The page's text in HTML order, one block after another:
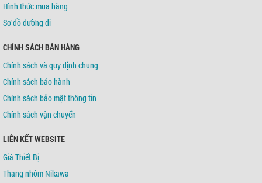
Hình thức mua hàng
Sơ đồ đường đi
CHÍNH SÁCH BÁN HÀNG
Chính sách và quy định chung
Chính sách bảo hành
Chính sách bảo mật thông tin
Chính sách vận chuyển
LIÊN KẾT WEBSITE
Giá Thiết Bị
Thang nhôm Nikawa